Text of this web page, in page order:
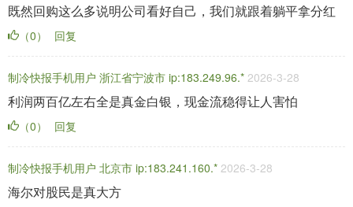
既然回购这么多说明公司看好自己，我们就跟着躺平拿分红
（0） 回复
制冷快报手机用户 浙江省宁波市 ip:183.249.96.* 2026-3-28
利润两百亿左右全是真金白银，现金流稳得让人害怕
（0） 回复
制冷快报手机用户 北京市 ip:183.241.160.* 2026-3-28
海尔对股民是真大方